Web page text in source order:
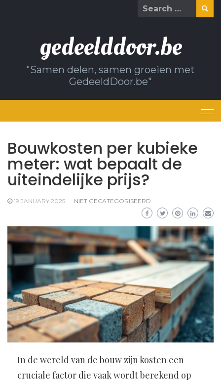
Search
gedeelddoor.be
"Samen delen, samen groeien met
GedeeldDoor.be"
Bouwkosten per kubieke
meter: wat bepaalt de
uiteindelijke prijs?
19 JANUARY 2025 NIET GECATEGORISEERD
In de wereld van de bouw zijn kosten een
cruciale factor die vaak wordt berekend op